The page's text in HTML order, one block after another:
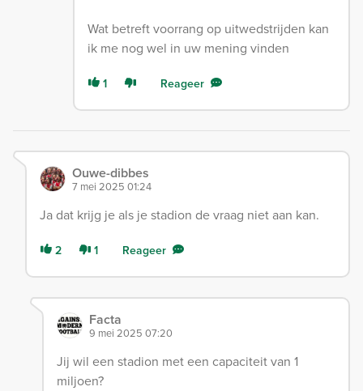
Wat betreft voorrang op uitwedstrijden kan
ik me nog wel in uw mening vinden
1 Reageer
Ouwe-dibbes
7 mei 2025 01:24
Ja dat krijg je als je stadion de vraag niet aan kan.
2 1 Reageer
Facta
9 mei 2025 07:20
Jij wil een stadion met een capaciteit van 1
miljoen?